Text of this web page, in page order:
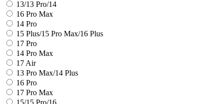
13/13 Pro/14
16 Pro Max
14 Pro
15 Plus/15 Pro Max/16 Plus
17 Pro
14 Pro Max
17 Air
13 Pro Max/14 Plus
16 Pro
17 Pro Max
15/15 Pro/16